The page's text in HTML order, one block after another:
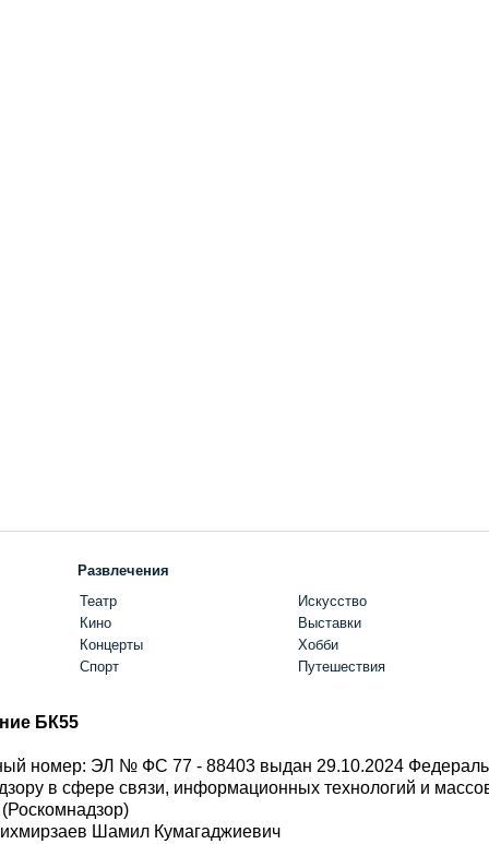
Развлечения
Театр
Кино
Концерты
Спорт
Искусство
Выставки
Хобби
Путешествия
БК55
номер: ЭЛ № ФС 77 - 88403 выдан 29.10.2024
в сфере связи, информационных технологий и
Шамил Кумагаджиевич